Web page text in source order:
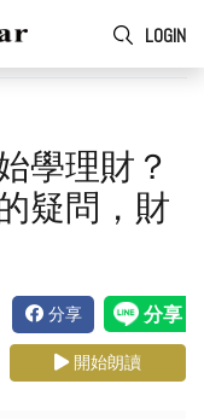
LOGIN
學理財？
疑問，財
分享
開始朗讀